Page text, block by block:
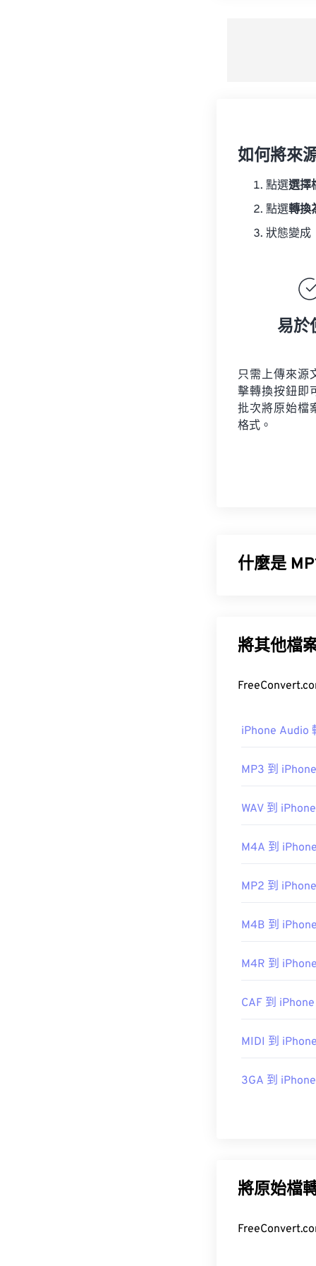
如何將來
點選選擇
點選轉換
狀態變成
易於
只需上傳來源
擊轉換按鈕即
批次將原始檔
格式。
什麼是
如何開啟
跨平台播放。
其他可以開啟
開發機構： ISO
實用連結：
將其他檔
iPhone Audio
MP3 到
WAV 到
M4A 到
MP2 到
M4B 到
M4R 到
CAF 到
MIDI 到
3GA 到
將原始檔